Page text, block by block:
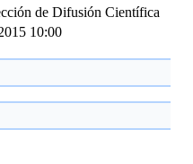
de Difusión Científica
10:00